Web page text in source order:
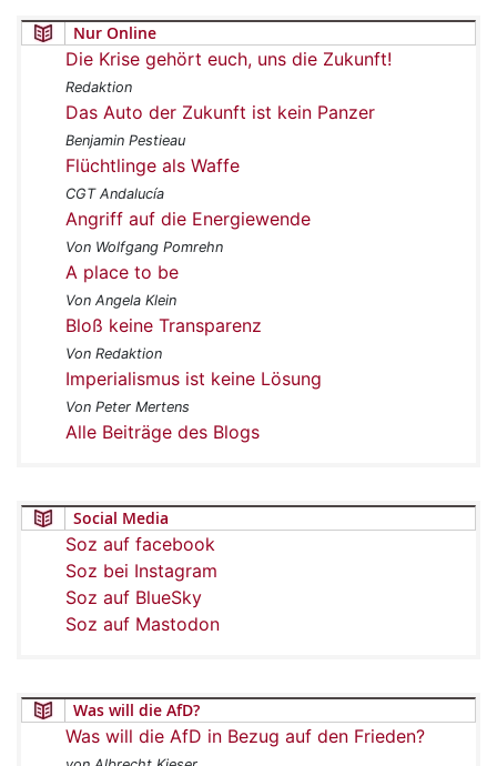
Nur Online
Die Krise gehört euch, uns die Zukunft!
Redaktion
Das Auto der Zukunft ist kein Panzer
Benjamin Pestieau
Flüchtlinge als Waffe
CGT Andalucía
Angriff auf die Energiewende
Von Wolfgang Pomrehn
A place to be
Von Angela Klein
Bloß keine Transparenz
Von Redaktion
Imperialismus ist keine Lösung
Von Peter Mertens
Alle Beiträge des Blogs
Social Media
Soz auf facebook
Soz bei Instagram
Soz auf BlueSky
Soz auf Mastodon
Was will die AfD?
Was will die AfD in Bezug auf den Frieden?